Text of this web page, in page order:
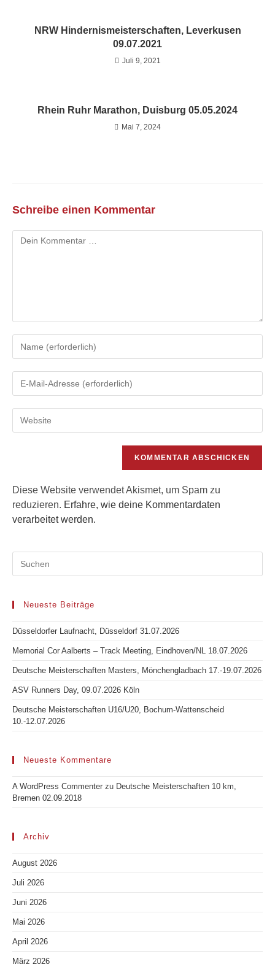
NRW Hindernismeisterschaften, Leverkusen
09.07.2021
Juli 9, 2021
Rhein Ruhr Marathon, Duisburg 05.05.2024
Mai 7, 2024
Schreibe einen Kommentar
Kommentar
deinen
oder
Kommentieren
ein
deine
Mail-
deine
Diese Website verwendet Akismet, um Spam zu
reduzieren. Erfahre, wie deine Kommentardaten
verarbeitet werden.
Neueste Beiträge
Düsseldorfer Laufnacht, Düsseldorf 31.07.2026
Memorial Cor Aalberts – Track Meeting, Eindhoven/NL 18.07.2026
Deutsche Meisterschaften Masters, Mönchengladbach 17.-19.07.2026
ASV Runners Day, 09.07.2026 Köln
Deutsche Meisterschaften U16/U20, Bochum-Wattenscheid
10.-12.07.2026
Neueste Kommentare
A WordPress Commenter zu Deutsche Meisterschaften 10 km,
Bremen 02.09.2018
Archiv
August 2026
Juli 2026
Juni 2026
Mai 2026
April 2026
März 2026